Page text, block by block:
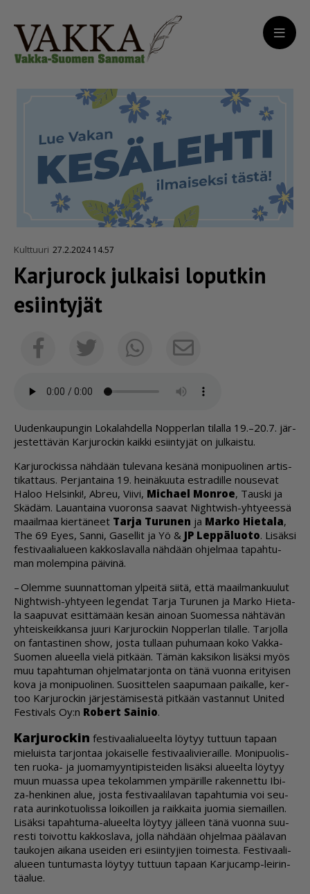
Kulttuuri 27.2.2024 14.57
Karjurock julkaisi loputkin
esiintyjät
FacebookTwitterWhatsappSähköposti
Uu­den­kau­pun­gin Lo­ka­lah­del­la Nop­per­lan ti­lal­la 19.–20.7. jär­
jes­tet­tä­vän Kar­ju­roc­kin kaik­ki esiin­ty­jät on jul­kais­tu.
Kar­ju­roc­kis­sa näh­dään tu­le­va­na ke­sä­nä mo­ni­puo­li­nen ar­tis­
ti­kat­taus. Per­jan­tai­na 19. hei­nä­kuu­ta est­ra­dil­le nou­se­vat
Ha­loo Hel­sin­ki!, Ab­reu, Vii­vi, Mic­ha­el Mon­roe, Taus­ki ja
Skä­däm. Lau­an­tai­na vuo­ron­sa saa­vat Night­wish-yh­ty­ees­sä
maa­il­maa kier­tä­neet Tar­ja Tu­ru­nen ja Mar­ko Hie­ta­la,
The 69 Ey­es, San­ni, Ga­sel­lit ja Yö & JP Lep­pä­luo­to. Li­säk­si
fes­ti­vaa­li­a­lu­een kak­kos­la­val­la näh­dään oh­jel­maa ta­pah­tu­
man mo­lem­pi­na päi­vi­nä.
– Olem­me suun­nat­to­man yl­pei­tä sii­tä, et­tä maa­il­man­kuu­lut
Night­wish-yh­ty­een le­gen­dat Tar­ja Tu­ru­nen ja Mar­ko Hie­ta­
la saa­pu­vat esit­tä­mään ke­sän ai­no­an Suo­mes­sa näh­tä­vän
yh­teis­keik­kan­sa juu­ri Kar­ju­roc­kiin Nop­per­lan ti­lal­le. Tar­jol­la
on fan­tas­ti­nen show, jos­ta tul­laan pu­hu­maan koko Vak­ka-
Suo­men alu­eel­la vie­lä pit­kään. Tä­män kak­si­kon li­säk­si myös
muu ta­pah­tu­man oh­jel­ma­tar­jon­ta on tänä vuon­na eri­tyi­sen
kova ja mo­ni­puo­li­nen. Suo­sit­te­len saa­pu­maan pai­kal­le, ker­
too Kar­ju­roc­kin jär­jes­tä­mi­ses­tä pit­kään vas­tan­nut Uni­ted
Fes­ti­vals Oy:n Ro­bert Sai­nio.
Kar­ju­roc­kin fes­ti­vaa­li­a­lu­eel­ta löy­tyy tut­tuun ta­paan
mie­luis­ta tar­jon­taa jo­kai­sel­le fes­ti­vaa­li­vie­rail­le. Mo­ni­puo­lis­
ten ruo­ka- ja juo­ma­myyn­ti­pis­tei­den li­säk­si alu­eel­ta löy­tyy
muun mu­as­sa upea te­ko­lam­men ym­pä­ril­le ra­ken­net­tu Ibi­
za-hen­ki­nen alue, jos­ta fes­ti­vaa­li­la­van ta­pah­tu­mia voi seu­
ra­ta au­rin­ko­tuo­lis­sa loi­koil­len ja raik­kai­ta juo­mia sie­mail­len.
Li­säk­si ta­pah­tu­ma-alu­eel­ta löy­tyy jäl­leen tänä vuon­na suu­
res­ti toi­vot­tu kak­kos­la­va, jol­la näh­dään oh­jel­maa pää­la­van
tau­ko­jen ai­ka­na usei­den eri esiin­ty­jien toi­mes­ta. Fes­ti­vaa­li­
a­lu­een tun­tu­mas­ta löy­tyy tut­tuun ta­paan Kar­ju­camp-lei­rin­
tä­a­lue.